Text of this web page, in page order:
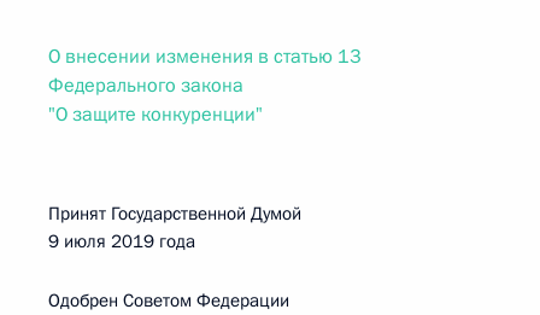
О внесении изменения в статью 13
Федерального закона
"О защите конкуренции"
Принят Государственной Думой
9 июля 2019 года
Одобрен Советом Федерации